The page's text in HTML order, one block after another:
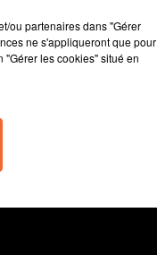
ou partenaires dans "Gérer
ne s'appliqueront que pour
"Gérer les cookies" situé en